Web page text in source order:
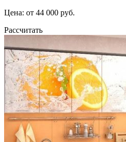
Цена: от 44 000 руб.
Рассчитать